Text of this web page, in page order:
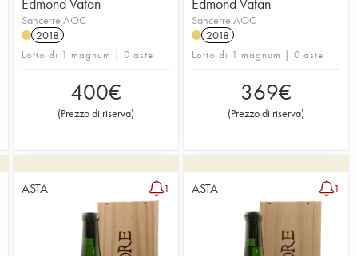
Sancerre AOC
2018
Lotto di 1 magnum | 0 aste
400€
(Prezzo di riserva)
Sancerre AOC
2018
Lotto di 1 magnum | 0 aste
369€
(Prezzo di riserva)
ASTA 1 ASTA 1